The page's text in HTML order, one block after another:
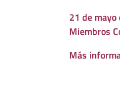
21 de
Miembros
Más